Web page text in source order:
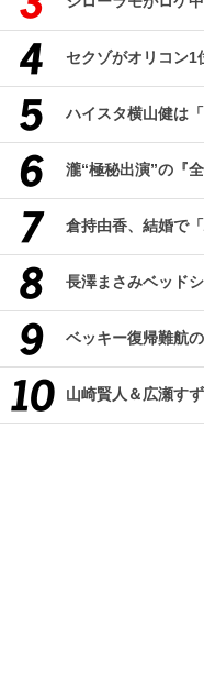
セクゾがオリコン
ハイスタ横山健は
瀧“極秘出演”の『
倉持由香、結婚で
長澤まさみベッド
ベッキー復帰難航
山崎賢人＆広瀬す